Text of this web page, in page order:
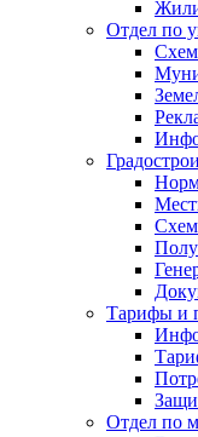
Отдел по
Тарифы и
Отдел по